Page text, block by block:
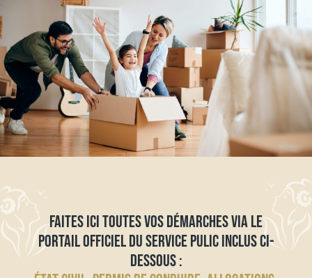
FAITES ICI TOUTES VOS DÉMARCHES VIA LE
PORTAIL OFFICIEL DU SERVICE PULIC INCLUS CI-
DESSOUS :